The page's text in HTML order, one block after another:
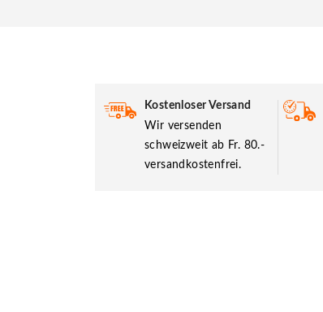
Kostenloser Versand
Wir versenden
schweizweit ab Fr. 80.-
versandkostenfrei.